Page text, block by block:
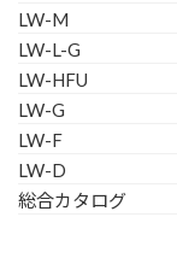
LW-M
LW-L-G
LW-HFU
LW-G
LW-F
LW-D
総合カタログ